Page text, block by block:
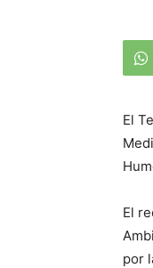
El
El
por